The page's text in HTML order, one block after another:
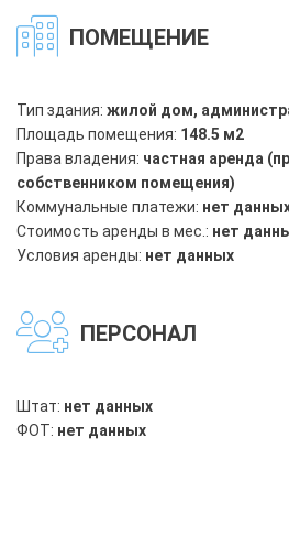
ПОМЕЩЕНИЕ
Тип здания: жилой дом,
Площадь помещения: 148.5 м2
Права владения: частная аренда
собственником помещения)
Коммунальные платежи: нет
Стоимость аренды в мес.: нет
Условия аренды: нет данных
ПЕРСОНАЛ
Штат: нет данных
ФОТ: нет данных